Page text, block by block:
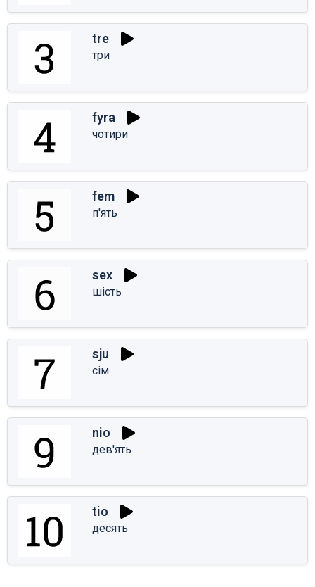
tre
три
fyra
чотири
fem
п'ять
sex
шість
sju
сім
nio
дев'ять
tio
десять